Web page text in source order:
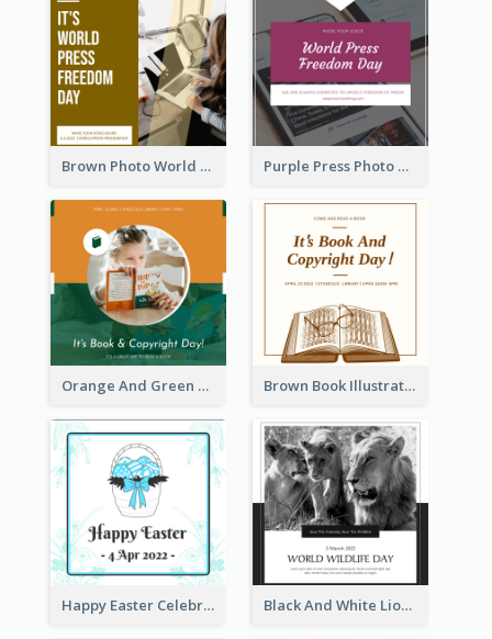
Brown Photo World Press Freedom Day Instagram Post Purple Press Photo World Press Freedom Day Instagram Post
Orange And Green Photo Book And Copyright Day Instagram Post Brown Book Illustration Book And Copyright Day Instagram Post
Happy Easter Celebration Instagram Post Black And White Lion World Wildlife Day Instagram Post